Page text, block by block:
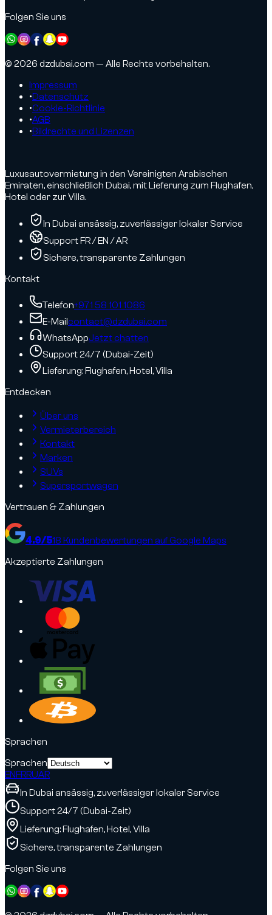
Folgen Sie uns
© 2026 dzdubai.com — Alle Rechte vorbehalten.
Impressum
•Datenschutz
•Cookie-Richtlinie
•AGB
•Bildrechte und Lizenzen
Luxusautovermietung in den Vereinigten Arabischen
Emiraten, einschließlich Dubai, mit Lieferung zum Flughafen,
Hotel oder zur Villa.
In Dubai ansässig, zuverlässiger lokaler Service
Support FR / EN / AR
Sichere, transparente Zahlungen
Kontakt
Telefon+971 58 101 1086
E-Mailcontact@dzdubai.com
WhatsAppJetzt chatten
Support 24/7 (Dubai-Zeit)
Lieferung: Flughafen, Hotel, Villa
Entdecken
Über uns
Vermieterbereich
Kontakt
Marken
SUVs
Supersportwagen
Vertrauen & Zahlungen
4.9/518 Kundenbewertungen auf Google Maps
Akzeptierte Zahlungen
Sprachen
Sprachen
ENFRRUAR
In Dubai ansässig, zuverlässiger lokaler Service
Support 24/7 (Dubai-Zeit)
Lieferung: Flughafen, Hotel, Villa
Sichere, transparente Zahlungen
Folgen Sie uns